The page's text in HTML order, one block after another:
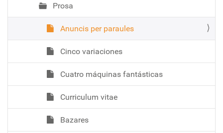
Prosa
Anuncis per paraules
Cinco variaciones
Cuatro máquinas fantásticas
Curriculum vitae
Bazares